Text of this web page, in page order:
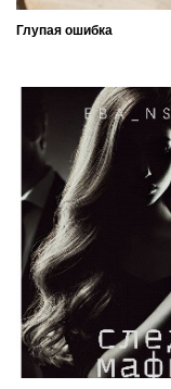
Глупая ошибка